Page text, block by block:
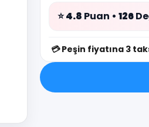
⭐4.8 Puan • 126
💳 Peşin fiyatına 3